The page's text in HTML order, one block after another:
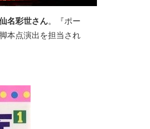
名彩世さん。『ポー
本点演出を担当され